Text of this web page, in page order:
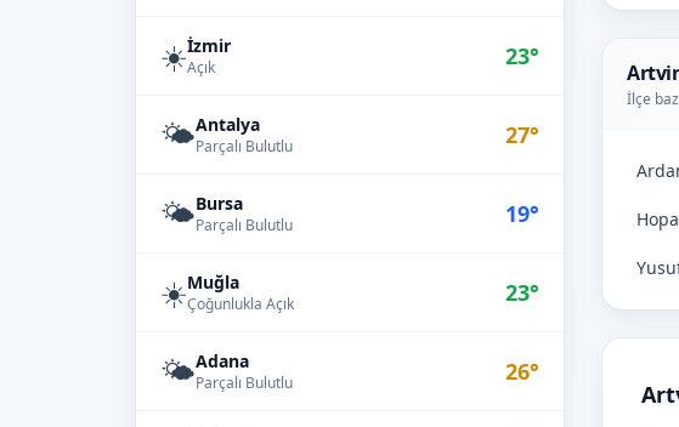
☀️İzmir
Açık 23°
🌤️Antalya
Parçalı Bulutlu 27°
🌤️Bursa
Parçalı Bulutlu 19°
☀️Muğla
Çoğunlukla Açık 23°
🌤️Adana
Parçalı Bulutlu 26°
İlçe
Hopa